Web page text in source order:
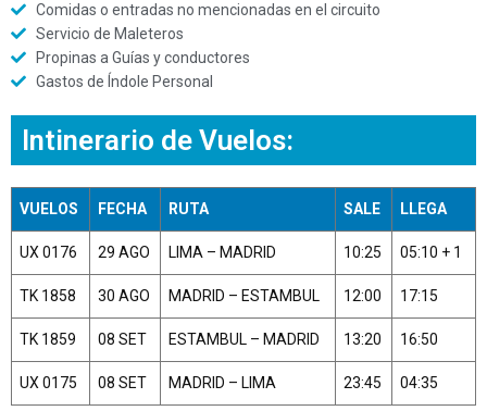
Comidas o entradas no mencionadas en el circuito
Servicio de Maleteros
Propinas a Guías y conductores
Gastos de Índole Personal
Intinerario de Vuelos:
VUELOS FECHA RUTA SALE LLEGA
UX 0176 29 AGO LIMA – MADRID 10:25 05:10 + 1
TK 1858 30 AGO MADRID – ESTAMBUL 12:00 17:15
TK 1859 08 SET ESTAMBUL – MADRID 13:20 16:50
UX 0175 08 SET MADRID – LIMA 23:45 04:35